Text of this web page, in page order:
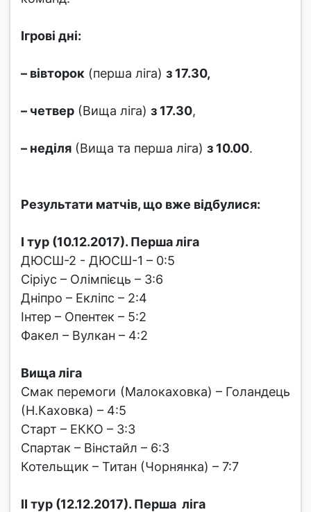
Ігрові дні:
– вівторок (перша ліга) з 17.30,
– четвер (Вища ліга) з 17.30,
– неділя (Вища та перша ліга) з 10.00.
Результати матчів, що вже відбулися:
І тур (10.12.2017). Перша ліга
ДЮСШ-2 - ДЮСШ-1 – 0:5
Сіріус – Олімпієць – 3:6
Дніпро – Екліпс – 2:4
Інтер – Опентек – 5:2
Факел – Вулкан – 4:2
Вища ліга
Смак перемоги (Малокаховка) – Голандець
(Н.Каховка) – 4:5
Старт – ЕККО – 3:3
Спартак – Вінстайл – 6:3
Котельщик – Титан (Чорнянка) – 7:7
ІІ тур (12.12.2017). Перша ліга